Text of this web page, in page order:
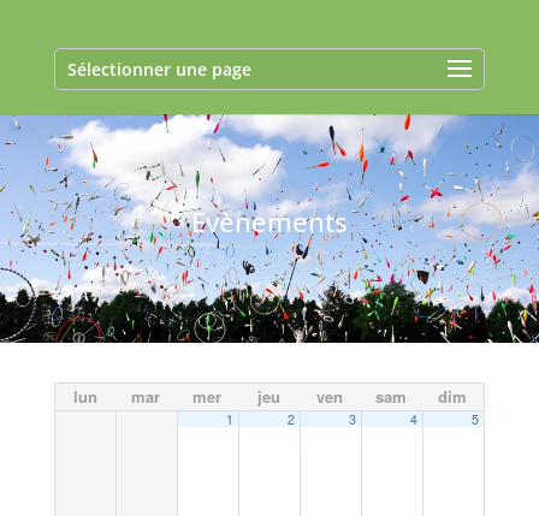
Sélectionner une page
Evènements
lun mar mer jeu ven sam dim
1 2 3 4 5